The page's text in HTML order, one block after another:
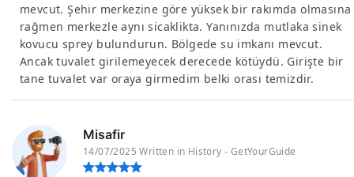
mevcut. Şehir merkezine göre yüksek bir rakımda olmasına
rağmen merkezle aynı sicaklikta. Yanınızda mutlaka sinek
kovucu sprey bulundurun. Bölgede su imkanı mevcut.
Ancak tuvalet girilemeyecek derecede kötüydü. Girişte bir
tane tuvalet var oraya girmedim belki orası temizdir.
Misafir
14/07/2025 Written in History - GetYourGuide